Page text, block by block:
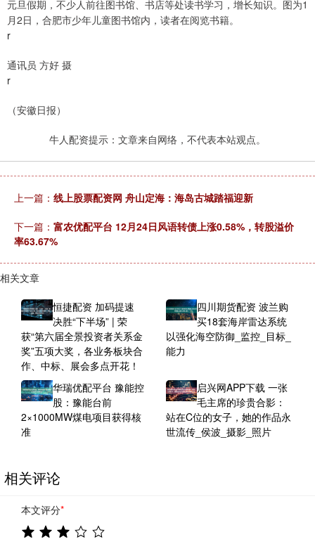
元旦假期，不少人前往图书馆、书店等处读书学习，增长知识。图为1
月2日，合肥市少年儿童图书馆内，读者在阅览书籍。
r
通讯员 方好 摄
r
（安徽日报）
牛人配资提示：文章来自网络，不代表本站观点。
上一篇： 线上股票配资网 舟山定海：海岛古城踏福迎新
下一篇： 富农优配平台 12月24日风语转债上涨0.58%，转股溢价
率63.67%
相关文章
恒捷配资 加码提速
决胜“下半场” | 荣
获“第六届全景投资者关系金
奖”五项大奖，各业务板块合
作、中标、展会多点开花！
四川期货配资 波兰购
买18套海岸雷达系统
以强化海空防御_监控_目标_
能力
华瑞优配平台 豫能控
股：豫能台前
2×1000MW煤电项目获得核
准
启兴网APP下载 一张
毛主席的珍贵合影：
站在C位的女子，她的作品永
世流传_侯波_摄影_照片
相关评论
本文评分*